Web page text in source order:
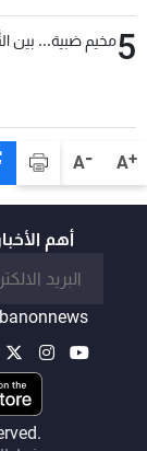
A+
A-
5مخيم ضبية... بين
أهم